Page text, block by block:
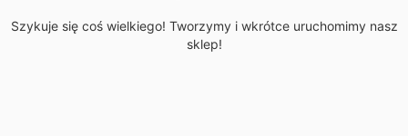
Szykuje się coś wielkiego! Tworzymy i wkrótce uruchomimy nasz
sklep!